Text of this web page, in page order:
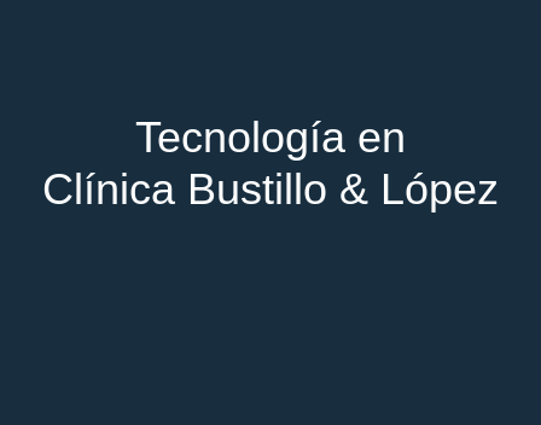
Tecnología en
Clínica Bustillo & López